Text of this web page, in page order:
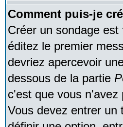
Comment puis-je
Créer un sondage
éditez le premier
devriez apercevoir
dessous de la partie
c'est que vous n'avez
Vous devez entrer un